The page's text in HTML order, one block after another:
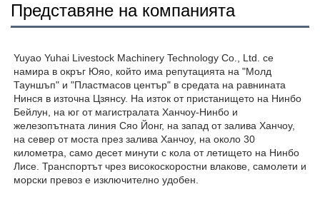
Представяне на компанията
Yuyao Yuhai Livestock Machinery Technology Co., Ltd. се
намира в окръг Юяо, който има репутацията на "Молд
Тауншъп" и "Пластмасов център" в средата на равнината
Нинся в източна Цзянсу. На изток от пристанището на Нинбо
Бейлун, на юг от магистралата Ханчоу-Нинбо и
железопътната линия Сяо Йонг, на запад от залива Ханчоу,
на север от моста през залива Ханчоу, на около 30
километра, само десет минути с кола от летището на Нинбо
Лисе. Транспортът чрез високоскоростни влакове, самолети и
морски превоз е изключително удобен.